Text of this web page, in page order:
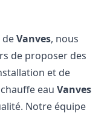
deVanves, nous
de proposer des
et de
eauVanves
Notre équipe